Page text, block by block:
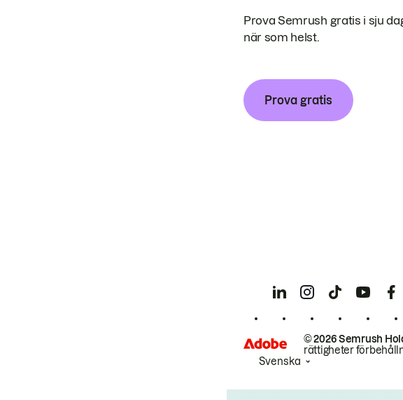
Prova Semrush gratis i sju
när som helst.
Prova gratis
© 2026 Semrush
rättigheter
Svenska